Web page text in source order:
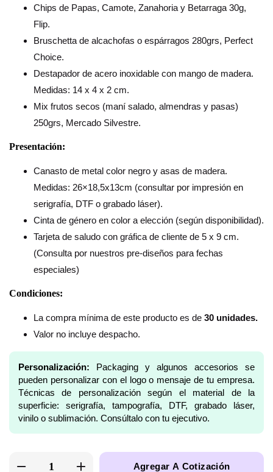
Chips de Papas, Camote, Zanahoria y Betarraga 30g,
Flip.
Bruschetta de alcachofas o espárragos 280grs, Perfect
Choice.
Destapador de acero inoxidable con mango de madera.
Medidas: 14 x 4 x 2 cm.
Mix frutos secos (maní salado, almendras y pasas)
250grs, Mercado Silvestre.
Presentación:
Canasto de metal color negro y asas de madera.
Medidas: 26×18,5x13cm (consultar por impresión en
serigrafía, DTF o grabado láser).
Cinta de género en color a elección (según disponibilidad).
Tarjeta de saludo con gráfica de cliente de 5 x 9 cm.
(Consulta por nuestros pre-diseños para fechas
especiales)
Condiciones:
La compra mínima de este producto es de 30 unidades.
Valor no incluye despacho.
Personalización: Packaging y algunos accesorios se
pueden personalizar con el logo o mensaje de tu empresa.
Técnicas de personalización según el material de la
superficie: serigrafía, tampografía, DTF, grabado láser,
vinilo o sublimación. Consúltalo con tu ejecutivo.
Agregar A Cotización